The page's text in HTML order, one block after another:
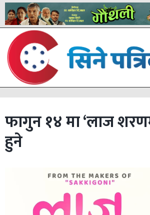
फागुन १४ मा ‘लाज
हुने